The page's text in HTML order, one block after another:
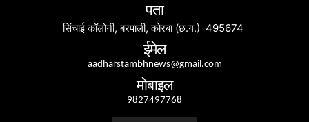
पता
सिंचाई कॉलोनी, बरपाली, कोरबा (छ.ग.) 495674
ईमेल
aadharstambhnews@gmail.com
मोबाइल
9827497768